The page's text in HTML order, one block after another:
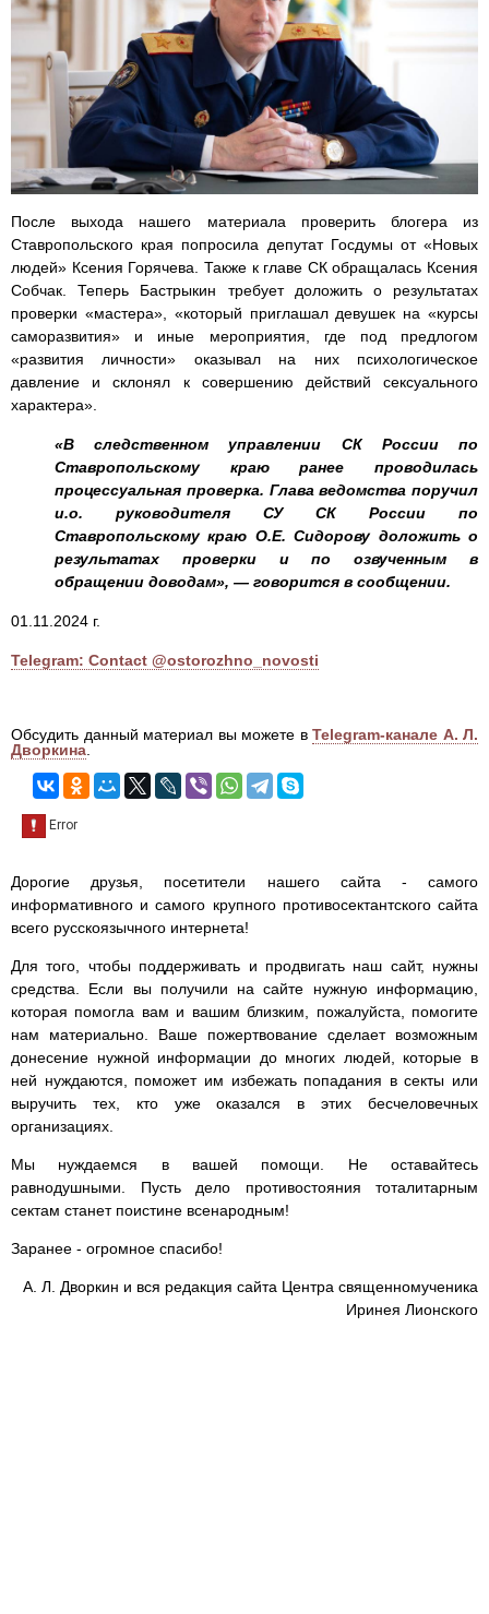
После выхода нашего материала проверить блогера из
Ставропольского края попросила депутат Госдумы от «Новых
людей» Ксения Горячева. Также к главе СК обращалась Ксения
Собчак. Теперь Бастрыкин требует доложить о результатах
проверки «мастера», «который приглашал девушек на «курсы
саморазвития» и иные мероприятия, где под предлогом
«развития личности» оказывал на них психологическое
давление и склонял к совершению действий сексуального
характера».
«В следственном управлении СК России по
Ставропольскому краю ранее проводилась
процессуальная проверка. Глава ведомства поручил
и.о. руководителя СУ СК России по
Ставропольскому краю О.Е. Сидорову доложить о
результатах проверки и по озвученным в
обращении доводам», — говорится в сообщении.
01.11.2024 г.
Telegram: Contact @ostorozhno_novosti
Обсудить данный материал вы можете в Telegram-канале А. Л.
Дворкина
Дорогие друзья, посетители нашего сайта - самого
информативного и самого крупного противосектантского сайта
всего русскоязычного интернета!
Для того, чтобы поддерживать и продвигать наш сайт, нужны
средства. Если вы получили на сайте нужную информацию,
которая помогла вам и вашим близким, пожалуйста, помогите
нам материально. Ваше пожертвование сделает возможным
донесение нужной информации до многих людей, которые в
ней нуждаются, поможет им избежать попадания в секты или
выручить тех, кто уже оказался в этих бесчеловечных
организациях.
Мы нуждаемся в вашей помощи. Не оставайтесь
равнодушными. Пусть дело противостояния тоталитарным
сектам станет поистине всенародным!
Заранее - огромное спасибо!
А. Л. Дворкин и вся редакция сайта Центра священномученика
Иринея Лионского